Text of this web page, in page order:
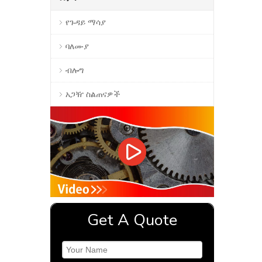
የጉዳይ ማሳያ
ባለሙያ
ብሎግ
አጋዥ ስልጠናዎች
Get A Quote